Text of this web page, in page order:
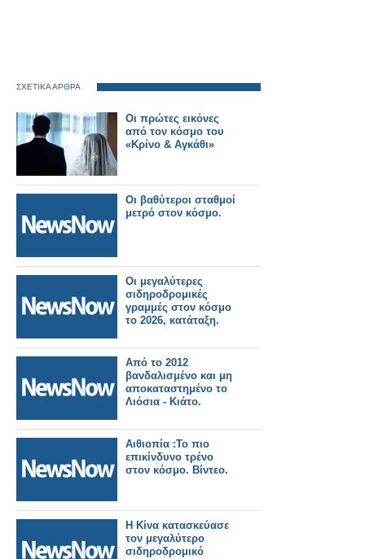
ΣΧΕΤΙΚΑ ΑΡΘΡΑ
Οι πρώτες εικόνες
από τον κόσμο του
«Κρίνο & Αγκάθι»
Οι βαθύτεροι σταθμοί
μετρό στον κόσμο.
Οι μεγαλύτερες
σιδηροδρομικές
γραμμές στον κόσμο
το 2026, κατάταξη.
Από το 2012
βανδαλισμένο και μη
αποκαταστημένο το
Λιόσια - Κιάτο.
Αιθιοπία :Το πιο
επικίνδυνο τρένο
στον κόσμο. Βίντεο.
Η Κίνα κατασκεύασε
τον μεγαλύτερο
σιδηροδρομικό